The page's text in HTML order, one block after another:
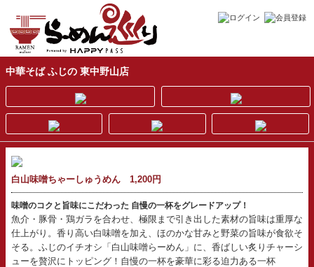
中華そば ふじの 東中野山店
白山味噌ちゃーしゅうめん 1,200円
味噌のコクと旨味にこだわった 自慢の一杯をグレードアップ！
魚介・豚骨・鶏ガラを合わせ、極限まで引き出した素材の旨味は重厚な
仕上がり。香り高い白味噌を加え、ほのかな甘みと野菜の旨味が食欲そ
そる。ふじのイチオシ「白山味噌らーめん」に、香ばしい炙りチャーシ
ューを贅沢にトッピング！自慢の一杯を豪華に彩る迫力ある一杯